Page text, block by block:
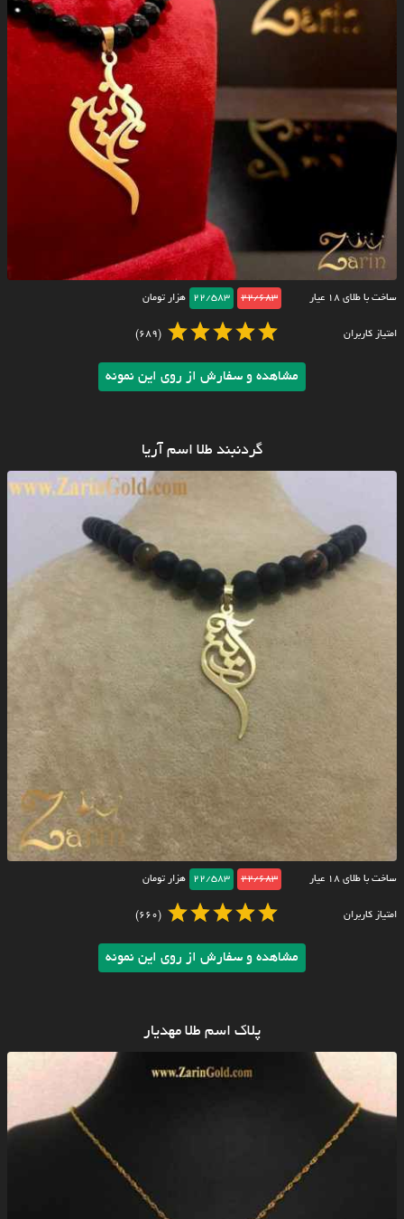
ساخت با طلای ۱۸ عیار 22/683
22/583 هزار تومان
امتیاز کاربران (689)
مشاهده و سفارش از روی این نمونه
گردنبند طلا اسم آریا
ساخت با طلای ۱۸ عیار 22/683
22/583 هزار تومان
امتیاز کاربران (660)
مشاهده و سفارش از روی این نمونه
پلاک اسم طلا مهدیار